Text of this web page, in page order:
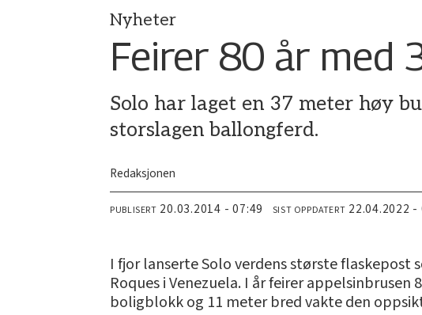
Nyheter
Feirer 80 år med
Solo har laget en 37 meter høy
storslagen ballongferd.
Redaksjonen
PUBLISERT 20.03.2014 - 07:49 SIST OPPDATERT 22.04.2022
I fjor lanserte Solo verdens største flaskepost
Roques i Venezuela. I år feirer
boligblokk og 11 meter bred vakte den